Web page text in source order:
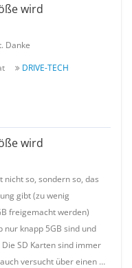
wird
Danke
DRIVE-TECH
wird
so, sondern so, das
gibt (zu wenig
freigemacht werden)
nur knapp 5GB sind und
SD Karten sind immer
versucht über einen …